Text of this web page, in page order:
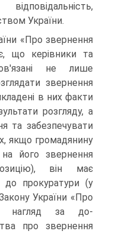
України.
«Про звернення
що керівники та
не лише
звернення
в них факти
розгляду, а
та забезпечувати
якщо громадя­нину
його звернення
він має
до прокуратури (у
України «Про
нагляд за до­
про звернення